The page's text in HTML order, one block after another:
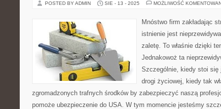
POSTED BY ADMIN SIE - 13 - 2025 MOŻLIWOŚĆ
Mnóstwo firm zakładając
istnienie jest
zaletę. To właśnie dzięki
Jednakowoż ta
Szczególnie, kiedy stoi się
drogi życiowej, kiedy tak
zgromadzonych trafnych środków by zabezpieczyć naszą
pomoże ubezpieczenie do USA. W tym momencie jesteśmy